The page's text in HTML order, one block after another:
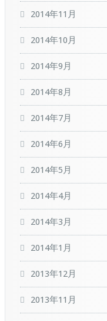
2014年11月
2014年10月
2014年9月
2014年8月
2014年7月
2014年6月
2014年5月
2014年4月
2014年3月
2014年1月
2013年12月
2013年11月